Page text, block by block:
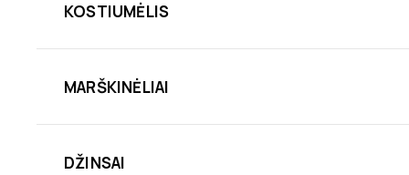
KOSTIUMĖLIS
MARŠKINĖLIAI
DŽINSAI